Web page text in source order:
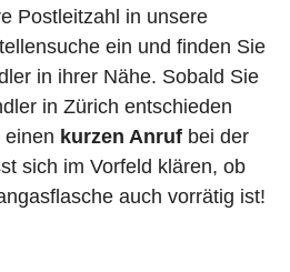
Postleitzahl in unsere
ein und finden Sie
in ihrer Nähe. Sobald Sie
in Zürich entschieden
einen kurzen Anruf bei der
sich im Vorfeld klären, ob
auch vorrätig ist!